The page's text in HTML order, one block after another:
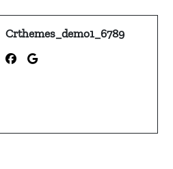
Crthemes_demo1_6789